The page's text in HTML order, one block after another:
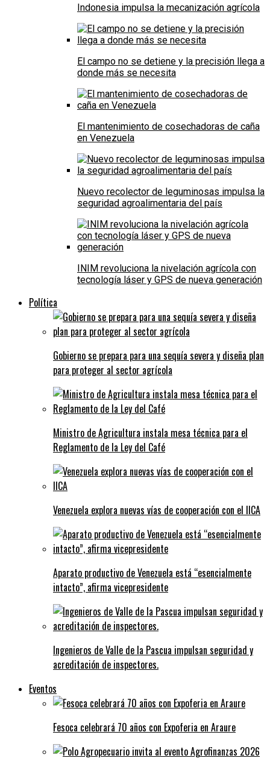
Indonesia impulsa la mecanización agrícola
El campo no se detiene y la precisión llega a
donde más se necesita
El mantenimiento de cosechadoras de caña
en Venezuela
Nuevo recolector de leguminosas impulsa la
seguridad agroalimentaria del país
INIM revoluciona la nivelación agrícola con
tecnología láser y GPS de nueva generación
Política
Gobierno se prepara para una sequía severa y diseña plan
para proteger al sector agrícola
Ministro de Agricultura instala mesa técnica para el
Reglamento de la Ley del Café
Venezuela explora nuevas vías de cooperación con el IICA
Aparato productivo de Venezuela está “esencialmente
intacto”, afirma vicepresidente
Ingenieros de Valle de la Pascua impulsan seguridad y
acreditación de inspectores.
Eventos
Fesoca celebrará 70 años con Expoferia en Araure